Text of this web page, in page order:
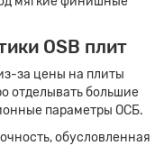
OSB плит
за цены на плиты
отделывать большие
параметры ОСБ.
обусловленная